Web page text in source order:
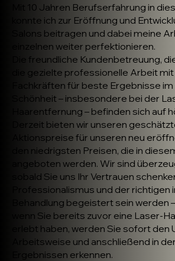
Mit 10 Jahren Berufserfahrung in
konnte ich zur Eröffnung und
Salons beitragen und dabei meine
einzelnen weiter perfektionieren.
Die freundliche Kundenbetreuung,
die gezielte professionelle Arbeit
Fachkräften für beste Ergebnisse
Schönheit – insbesondere bei der
Haarentfernung – befinden sich auf
Derzeit bieten wir unseren
Aktionspreise für unseren neu
den niedrigsten Preisen, die in
angeboten werden. Wir sind
sobald Sie uns Ihr Vertrauen
Professionalismus und der richtigen
Behandlung begeistert sein werden
wenn Sie bereits zuvor eine Laser-
erlebt haben, werden Sie sofort den
Arbeitsweise und anschließend in
Ergebnissen erkennen.